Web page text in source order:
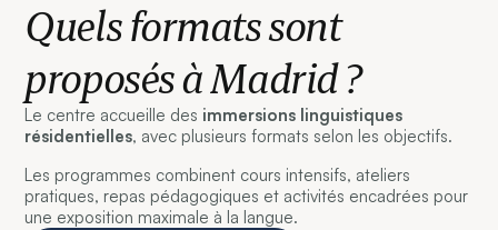
Quels formats sont
proposés à Madrid ?
Le centre accueille des immersions linguistiques
résidentielles, avec plusieurs formats selon les objectifs.
Les programmes combinent cours intensifs, ateliers
pratiques, repas pédagogiques et activités encadrées pour
une exposition maximale à la langue.